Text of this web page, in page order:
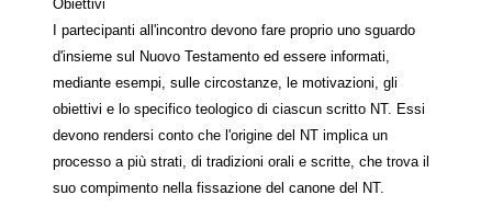
Obiettivi
I partecipanti all'incontro devono fare proprio uno sguardo
d'insieme sul Nuovo Testamento ed essere informati,
mediante esempi, sulle circostanze, le motivazioni, gli
obiettivi e lo specifico teologico di ciascun scritto NT. Essi
devono rendersi conto che l'origine del NT implica un
processo a più strati, di tradizioni orali e scritte, che trova il
suo compimento nella fissazione del canone del NT.